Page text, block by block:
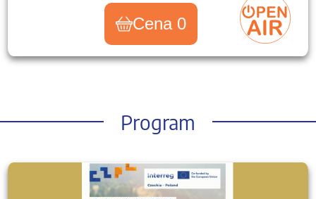
Cena 0
Program